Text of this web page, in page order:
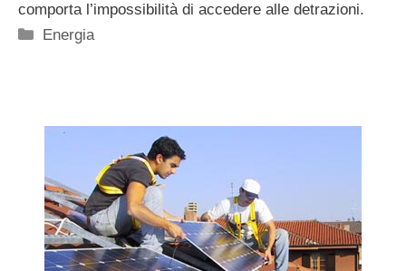
comporta l’impossibilità di accedere alle detrazioni.
Categorie
Energia